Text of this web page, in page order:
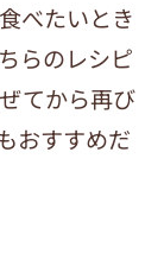
べたいとき
らのレシピ
てから再び
おすすめだ